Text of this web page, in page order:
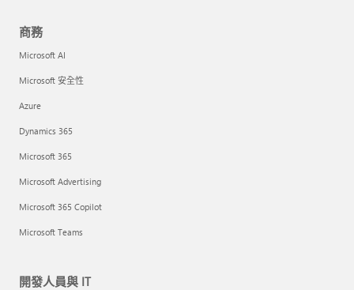
商務
Microsoft AI
Microsoft 安全性
Azure
Dynamics 365
Microsoft 365
Microsoft Advertising
Microsoft 365 Copilot
Microsoft Teams
開發人員與 IT